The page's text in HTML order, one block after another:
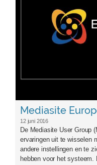
Mediasite
12 juni 2016
De Mediasite User Group
ervaringen uit te wisselen
andere instellingen en te
hebben voor het systeem.